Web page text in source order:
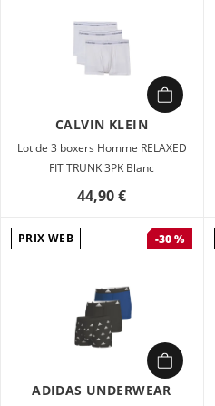
CALVIN KLEIN
Lot de 3 boxers Homme RELAXED
FIT TRUNK 3PK Blanc
44,90 €
PRIX WEB -30 %
ADIDAS UNDERWEAR